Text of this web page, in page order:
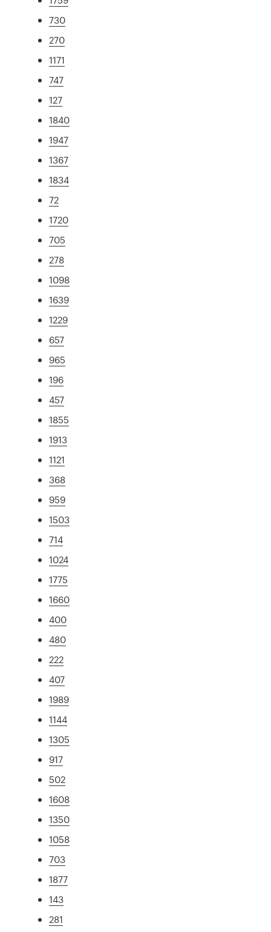
730
270
1171
747
127
1840
1947
1367
1834
72
1720
705
278
1098
1639
1229
657
965
196
457
1855
1913
1121
368
959
1503
714
1024
1775
1660
400
480
222
407
1989
1144
1305
917
502
1608
1350
1058
703
1877
143
281